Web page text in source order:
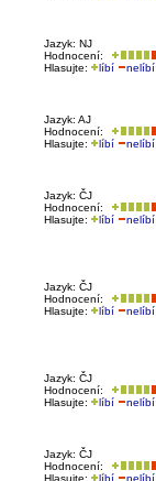
Jazyk: NJ
Hodnocení:
Hlasujte:
líbí nelíbí
Jazyk: AJ
Hodnocení:
Hlasujte:
líbí nelíbí
Jazyk: ČJ
Hodnocení:
Hlasujte:
líbí nelíbí
Jazyk: ČJ
Hodnocení:
Hlasujte:
líbí nelíbí
Jazyk: ČJ
Hodnocení:
Hlasujte:
líbí nelíbí
Jazyk: ČJ
Hodnocení:
Hlasujte:
líbí nelíbí